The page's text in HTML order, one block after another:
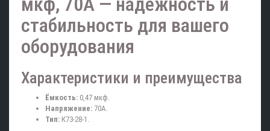
стабильность для вашего
оборудования
Характеристики и преимущества
Ёмкость: 0,47 мкф.
Напряжение: 70А.
Тип: К73-28-1.